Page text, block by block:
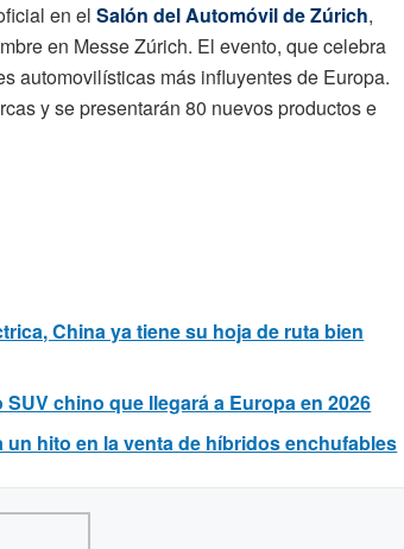
en el Salón del Automóvil de Zúrich,
en Messe Zúrich. El evento, que celebra
automovilísticas más influyentes de Europa.
y se presentarán 80 nuevos productos e
China ya tiene su hoja de ruta bien
chino que llegará a Europa en 2026
hito en la venta de híbridos enchufables